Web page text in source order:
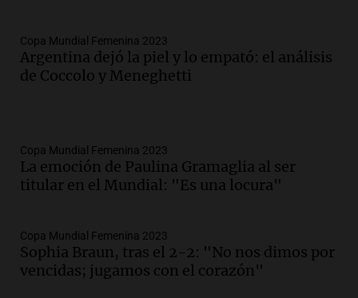
Copa Mundial Femenina 2023
Argentina dejó la piel y lo empató: el análisis
de Coccolo y Meneghetti
Copa Mundial Femenina 2023
La emoción de Paulina Gramaglia al ser
titular en el Mundial: "Es una locura"
Copa Mundial Femenina 2023
Sophia Braun, tras el 2-2: "No nos dimos por
vencidas; jugamos con el corazón"